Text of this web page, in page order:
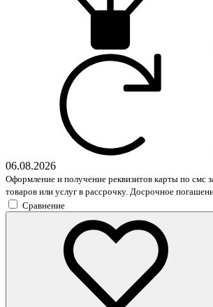
06.08.2026
Оформление и получение реквизитов карты по смс
товаров или услуг в рассрочку. Досрочное
Сравнение